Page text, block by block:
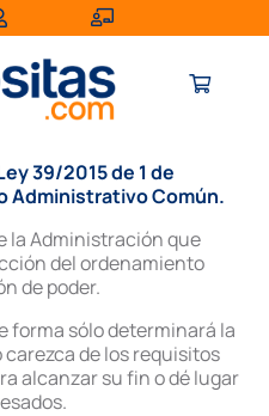
39/2015 de 1 de
Administrativo Común.
la Administración que
del ordenamiento
de poder.
forma sólo determinará la
de los requisitos
alcanzar su fin o dé lugar